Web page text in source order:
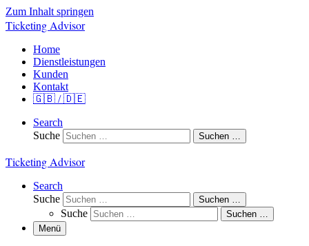
Zum Inhalt springen
Ticketing Advisor
Home
Dienstleistungen
Kunden
Kontakt
🇬🇧 / 🇩🇪
Search
Suche
Suchen …
Ticketing Advisor
Search
Suche
Suchen …
Suche
Suchen …
Menü